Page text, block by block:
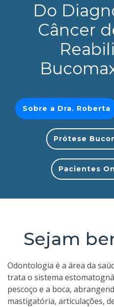
Do
Câncer
Sobre a Dra. Roberta
Prótese
Pacientes
Sejam
Odontologia é a área da
trata o sistema
pescoço e a boca,
mastigatória, articulações,